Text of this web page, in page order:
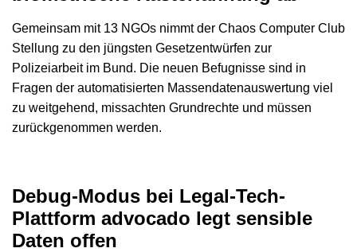
Gemeinsam mit 13 NGOs nimmt der Chaos Computer Club
Stellung zu den jüngsten Gesetzentwürfen zur
Polizeiarbeit im Bund. Die neuen Befugnisse sind in
Fragen der automatisierten Massendatenauswertung viel
zu weitgehend, missachten Grundrechte und müssen
zurückgenommen werden.
Debug-Modus bei Legal-Tech-
Plattform advocado legt sensible
Daten offen